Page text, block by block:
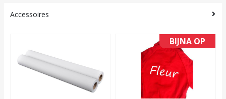
Accessoires
BIJNA OP